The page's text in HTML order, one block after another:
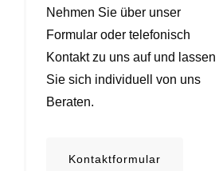
Nehmen Sie über unser
Formular oder telefonisch
Kontakt zu uns auf und lassen
Sie sich individuell von uns
Beraten.
Kontaktformular